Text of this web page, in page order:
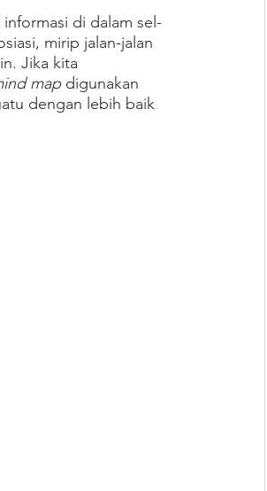
di dalam sel-
mirip jalan-jalan
Jika kita
map digunakan
dengan lebih baik